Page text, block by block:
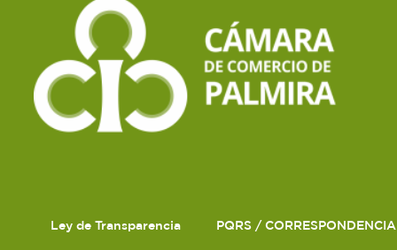
Ley de Transparencia PQRS / CORRESPONDENCIA